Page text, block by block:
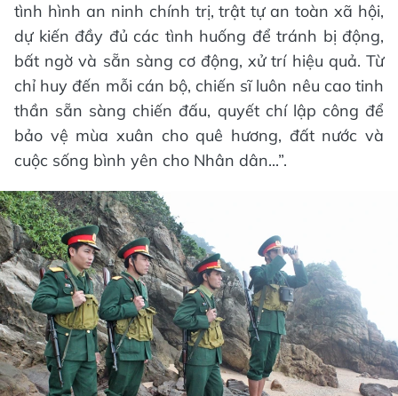
tình hình an ninh chính trị, trật tự an toàn xã hội,
dự kiến đầy đủ các tình huống để tránh bị động,
bất ngờ và sẵn sàng cơ động, xử trí hiệu quả. Từ
chỉ huy đến mỗi cán bộ, chiến sĩ luôn nêu cao tinh
thần sẵn sàng chiến đấu, quyết chí lập công để
bảo vệ mùa xuân cho quê hương, đất nước và
cuộc sống bình yên cho Nhân dân...”.